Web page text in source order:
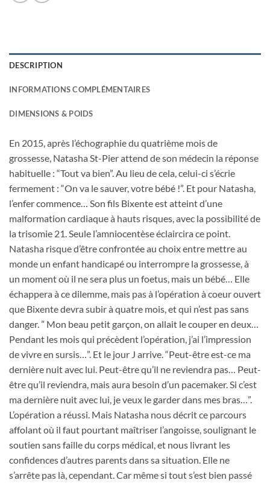
DESCRIPTION
INFORMATIONS COMPLÉMENTAIRES
DIMENSIONS & POIDS
En 2015, après l’échographie du quatrième mois de
grossesse, Natasha St-Pier attend de son médecin la réponse
habituelle : “Tout va bien”. Au lieu de cela, celui-ci s’écrie
fermement : “On va le sauver, votre bébé !”. Et pour Natasha,
l’enfer commence… Son fils Bixente est atteint d’une
malformation cardiaque à hauts risques, avec la possibilité de
la trisomie 21. Seule l’amniocentèse éclaircira ce point.
Natasha risque d’être confrontée au choix entre mettre au
monde un enfant handicapé ou interrompre la grossesse, à
un moment où il ne sera plus un foetus, mais un bébé… Elle
échappera à ce dilemme, mais pas à l’opération à coeur ouvert
que Bixente devra subir à quatre mois, et qui n’est pas sans
danger. ” Mon beau petit garçon, on allait le couper en deux…
Pendant les mois qui précèdent l’opération, j’ai l’impression
de vivre en sursis…”. Et le jour J arrive. “Peut-être est-ce ma
dernière nuit avec lui. Peut-être qu’il ne reviendra pas… Peut-
être qu’il reviendra, mais aura besoin d’un pacemaker. Si c’est
ma dernière nuit avec lui, je veux le garder dans mes bras…”.
L’opération a réussi. Mais Natasha nous décrit ce parcours
affolant où il faut pourtant maîtriser l’angoisse, soulignant le
soutien sans faille du corps médical, et nous livrant les
confidences d’autres parents dans sa situation. Elle ne
s’arrête pas là, cependant. Car même si tout s’est bien passé